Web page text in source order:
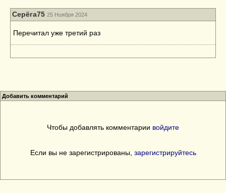
Серёга75 25 Ноября 2024
Перечитал уже третий раз
Добавить комментарий
Чтобы добавлять комментарии войдите
Если вы не зарегистрированы, зарегистрируйтесь